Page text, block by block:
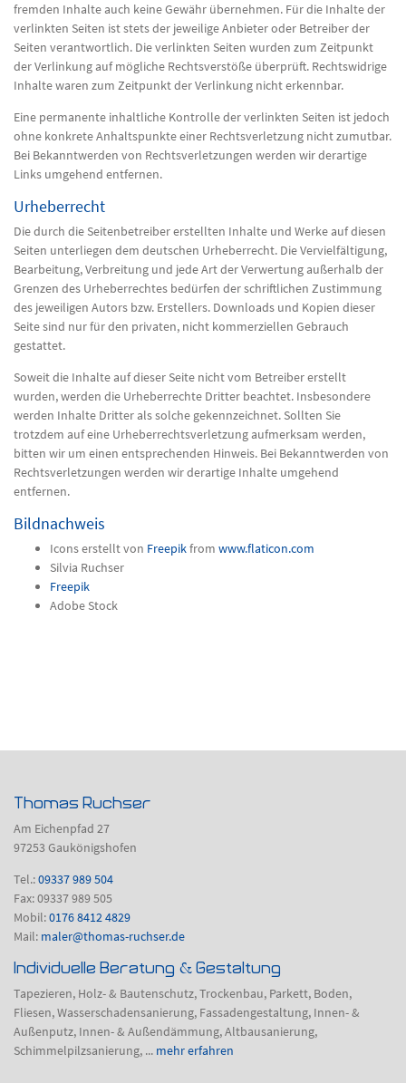
fremden Inhalte auch keine Gewähr übernehmen. Für die Inhalte der
verlinkten Seiten ist stets der jeweilige Anbieter oder Betreiber der
Seiten verantwortlich. Die verlinkten Seiten wurden zum Zeitpunkt
der Verlinkung auf mögliche Rechtsverstöße überprüft. Rechtswidrige
Inhalte waren zum Zeitpunkt der Verlinkung nicht erkennbar.
Eine permanente inhaltliche Kontrolle der verlinkten Seiten ist jedoch
ohne konkrete Anhaltspunkte einer Rechtsverletzung nicht zumutbar.
Bei Bekanntwerden von Rechtsverletzungen werden wir derartige
Links umgehend entfernen.
Urheberrecht
Die durch die Seitenbetreiber erstellten Inhalte und Werke auf diesen
Seiten unterliegen dem deutschen Urheberrecht. Die Vervielfältigung,
Bearbeitung, Verbreitung und jede Art der Verwertung außerhalb der
Grenzen des Urheberrechtes bedürfen der schriftlichen Zustimmung
des jeweiligen Autors bzw. Erstellers. Downloads und Kopien dieser
Seite sind nur für den privaten, nicht kommerziellen Gebrauch
gestattet.
Soweit die Inhalte auf dieser Seite nicht vom Betreiber erstellt
wurden, werden die Urheberrechte Dritter beachtet. Insbesondere
werden Inhalte Dritter als solche gekennzeichnet. Sollten Sie
trotzdem auf eine Urheberrechtsverletzung aufmerksam werden,
bitten wir um einen entsprechenden Hinweis. Bei Bekanntwerden von
Rechtsverletzungen werden wir derartige Inhalte umgehend
entfernen.
Bildnachweis
Icons erstellt von Freepikfrom www.flaticon.com
Silvia Ruchser
Freepik
Adobe Stock
Thomas Ruchser
Am Eichenpfad 27
97253 Gaukönigshofen
Tel.:09337 989 504
Fax: 09337 989 505
Mobil:0176 8412 4829
Mail: maler@thomas-ruchser.de
Individuelle Beratung & Gestaltung
Tapezieren, Holz- & Bautenschutz, Trockenbau, Parkett, Boden,
Fliesen, Wasserschadensanierung, Fassadengestaltung, Innen- &
Außenputz, Innen- & Außendämmung, Altbausanierung,
Schimmelpilzsanierung, ... mehr erfahren